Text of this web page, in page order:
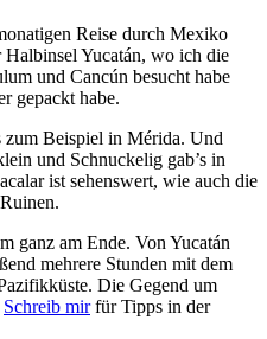
Reise durch Mexiko
Yucatán, wo ich die
und Cancún besucht habe
gepackt habe.
Beispiel in Mérida. Und
und Schnuckelig gab’s in
ist sehenswert, wie auch die
ganz am Ende. Von Yucatán
mehrere Stunden mit dem
Die Gegend um
Schreib mirfür Tipps in der